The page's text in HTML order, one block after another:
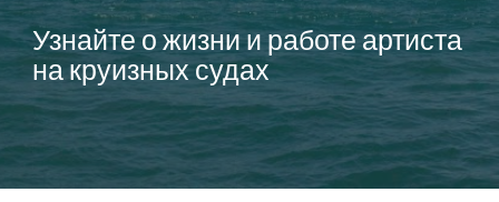
Узнайте о жизни и работе артиста
на круизных судах